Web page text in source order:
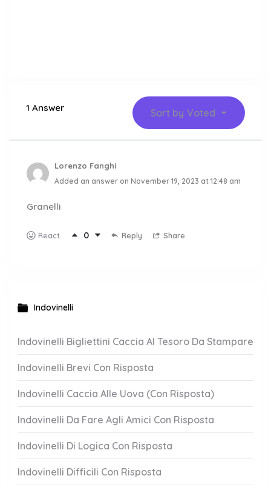
1 Answer Sort by Voted
Lorenzo Fanghi
Added an answer on November 19, 2023 at 12:48 am
Granelli
React 0 Reply Share
Indovinelli
Indovinelli Bigliettini Caccia Al Tesoro Da Stampare
Indovinelli Brevi Con Risposta
Indovinelli Caccia Alle Uova (Con Risposta)
Indovinelli Da Fare Agli Amici Con Risposta
Indovinelli Di Logica Con Risposta
Indovinelli Difficili Con Risposta